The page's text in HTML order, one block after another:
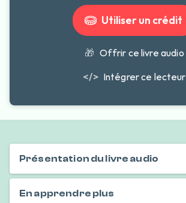
Utiliser un crédit
🎁 Offrir ce livre audio
</> Intégrer ce lecteur
Présentation du livre audio
En apprendre plus